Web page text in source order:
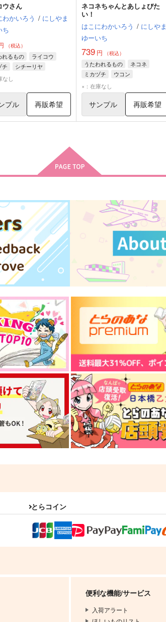
ウさん
わかいろう / にしやま
ち
（税込）
れるもの
ライコウ
チ
シチーリヤ
なし
プル 再販希望
ネコネちゃんとあしょびた
い！
はこにわかいろう / にしやま
ゆーいち
739円 （税込）
うたわれるもの
ネコネ
ミカヅチ
ウコン
×：在庫なし
サンプル 再販希望
とらコイン
便利な機能/サービス
入荷アラート